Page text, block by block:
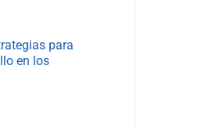
para
en los